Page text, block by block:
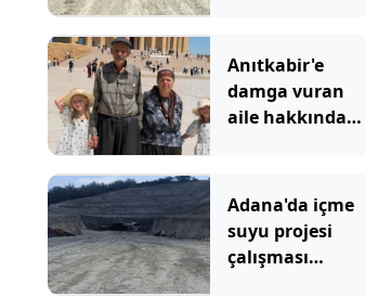
yaralandı
Anıtkabir'e
damga vuran
aile hakkında
Adana'da içme
suyu projesi
çalışması